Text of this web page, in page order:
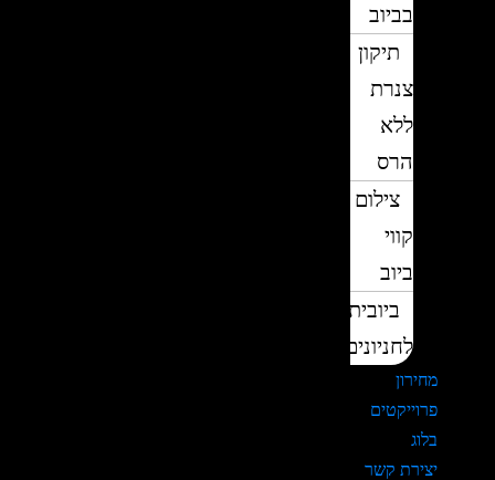
בביוב
תיקון
צנרת
ללא
הרס
צילום
קווי
ביוב
ביובית
לחניונים
מחירון
פרוייקטים
בלוג
יצירת קשר